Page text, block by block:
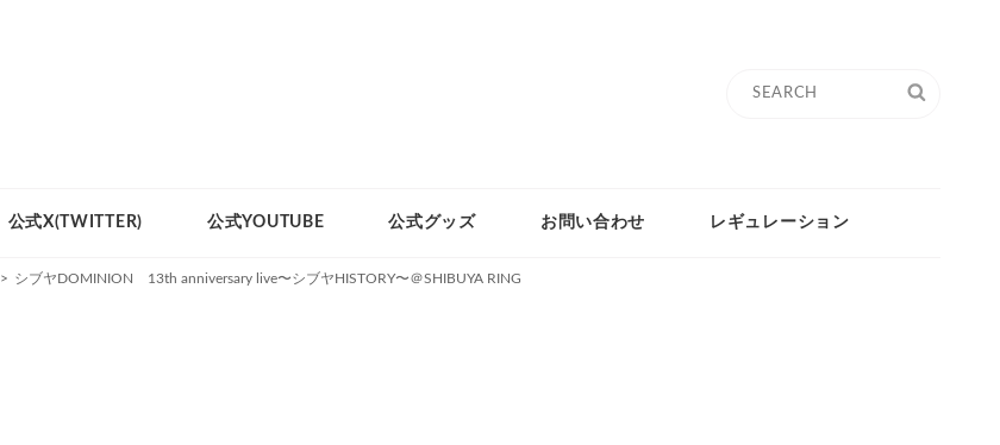
Search
公式X(TWITTER) 公式YOUTUBE 公式グッズ お問い合わせ レギュレーション
> シブヤDOMINION 13th anniversary live〜シブヤHISTORY〜＠SHIBUYA RING